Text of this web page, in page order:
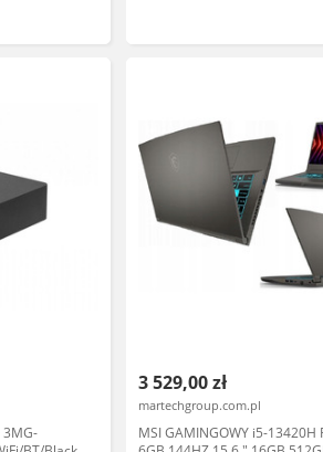
3MG-
3 529,00 zł
martechgroup.com.pl
MSI GAMINGOWY i5-13420H